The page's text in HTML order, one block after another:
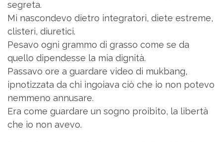
segreta.
Mi nascondevo dietro integratori, diete estreme,
clisteri, diuretici.
Pesavo ogni grammo di grasso come se da
quello dipendesse la mia dignità.
Passavo ore a guardare video di mukbang,
ipnotizzata da chi ingoiava ciò che io non potevo
nemmeno annusare.
Era come guardare un sogno proibito, la libertà
che io non avevo.